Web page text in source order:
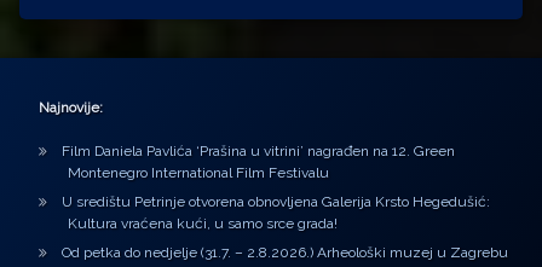
Najnovije:
Film Daniela Pavlića ‘Prašina u vitrini’ nagrađen na 12. Green
Montenegro International Film Festivalu
U središtu Petrinje otvorena obnovljena Galerija Krsto Hegedušić:
Kultura vraćena kući, u samo srce grada!
Od petka do nedjelje (31.7. – 2.8.2026.) Arheološki muzej u Zagrebu